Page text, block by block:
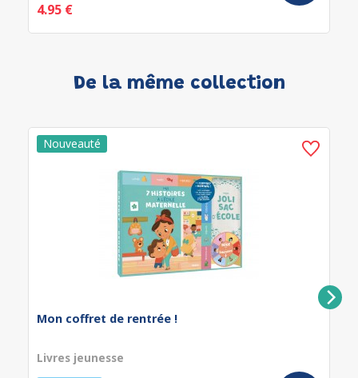
4.95 €
De la même collection
Mon coffret de rentrée !
Livres jeunesse